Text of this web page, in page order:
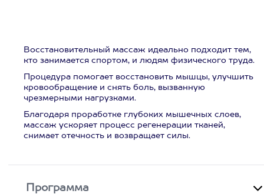
Восстановительный массаж идеально подходит тем,
кто занимается спортом, и людям физического труда.
Процедура помогает восстановить мышцы, улучшить
кровообращение и снять боль, вызванную
чрезмерными нагрузками.
Благодаря проработке глубоких мышечных слоев,
массаж ускоряет процесс регенерации тканей,
снимает отечность и возвращает силы.
Программа